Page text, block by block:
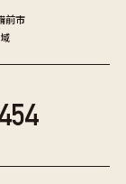
前市